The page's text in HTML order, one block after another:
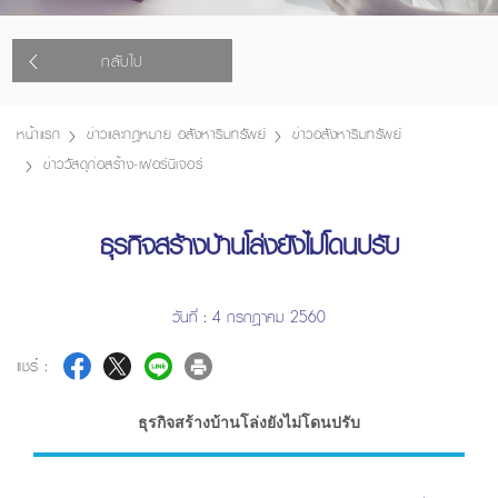
กลับไป
หน้าแรก ข่าวและกฎหมาย อสังหาริมทรัพย์
ข่าวอสังหาริมทรัพย์
ข่าววัสดุก่อสร้าง-เฟอร์นิเจอร์
ธุรกิจสร้างบ้านโล่งยังไม่โดนปรับ
วันที่ : 4 กรกฎาคม 2560
แชร์ :
ธุรกิจสร้างบ้านโล่งยังไม่โดนปรับ